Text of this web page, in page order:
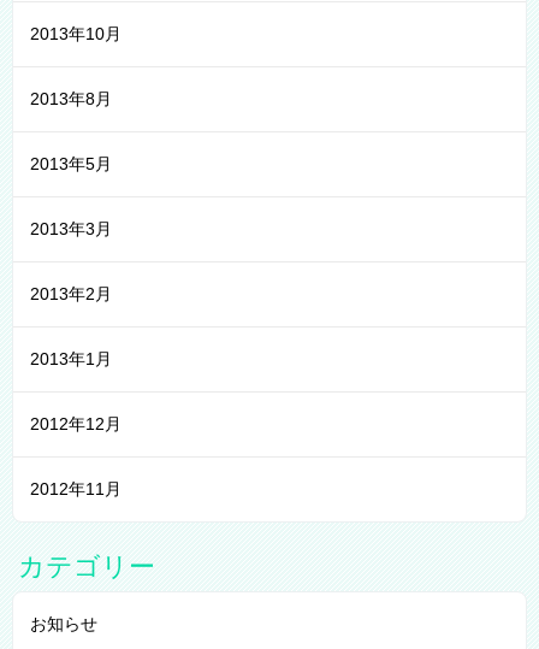
2013年10月
2013年8月
2013年5月
2013年3月
2013年2月
2013年1月
2012年12月
2012年11月
カテゴリー
お知らせ